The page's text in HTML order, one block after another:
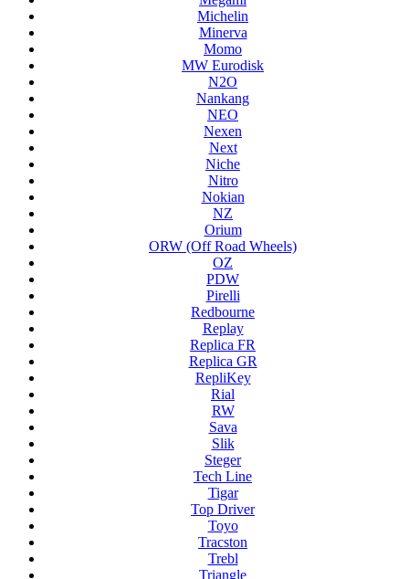
Michelin
Minerva
Momo
MW Eurodisk
N2O
Nankang
NEO
Nexen
Next
Niche
Nitro
Nokian
NZ
Orium
ORW (Off Road Wheels)
OZ
PDW
Pirelli
Redbourne
Replay
Replica FR
Replica GR
RepliKey
Rial
RW
Sava
Slik
Steger
Tech Line
Tigar
Top Driver
Toyo
Tracston
Trebl
Triangle